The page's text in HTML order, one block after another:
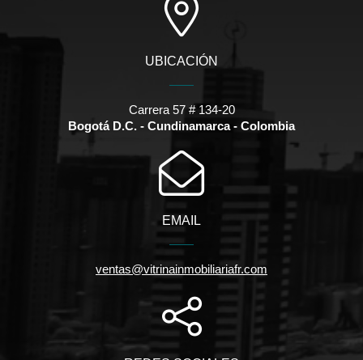
UBICACIÓN
Carrera 57 # 134-20
Bogotá D.C. - Cundinamarca - Colombia
EMAIL
ventas@vitrinainmobiliariafr.com